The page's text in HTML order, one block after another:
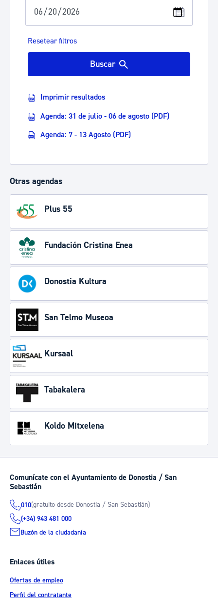
Resetear filtros
Buscar
Imprimir resultados
Agenda: 31 de julio - 06 de agosto (PDF)
Agenda: 7 - 13 Agosto (PDF)
Otras agendas
Plus 55
Fundación Cristina Enea
Donostia Kultura
San Telmo Museoa
Kursaal
Tabakalera
Koldo Mitxelena
Comunícate con el Ayuntamiento de Donostia / San
Sebastián
010(gratuito desde Donostia / San Sebastián)
(+34) 943 481 000
Buzón de la ciudadanía
Enlaces útiles
Ofertas de empleo
Perfil del contratante